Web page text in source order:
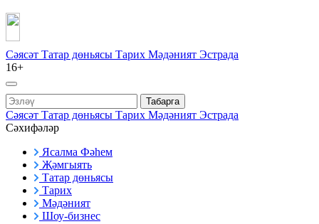
Сәясәт Татар дөньясы Тарих Мәдәният Эстрада
16+
Табарга
Сәясәт Татар дөньясы Тарих Мәдәният Эстрада
Сәхифәләр
Ясалма Фәһем
Җәмгыять
Татар дөньясы
Тарих
Мәдәният
Шоу-бизнес